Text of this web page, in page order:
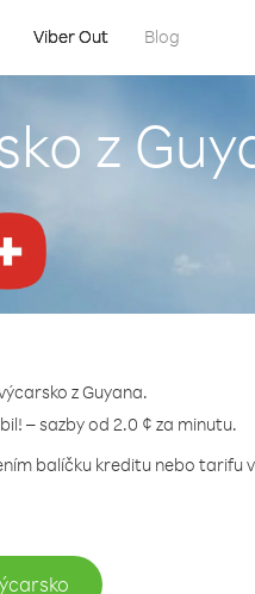
Viber Out Blog
z
z Guyana.
– sazby od 2.0 ¢ za minutu.
balíčku kreditu nebo tarifu